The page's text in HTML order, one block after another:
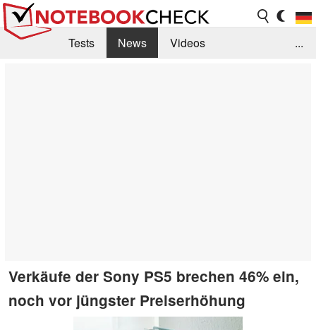
Tests News
Videos
...
Verkäufe der Sony PS5 brechen 46% ein,
noch vor jüngster Preiserhöhung